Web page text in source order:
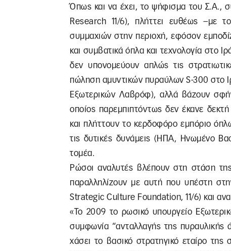
Όπως και να έχει, το ψήφισμα του Σ.Α.,
Research 11/6), πλήττει ευθέως –με
συμμαχιών στην περιοχή, εφόσον
και συμβατικά όπλα και τεχνολογία στο
δεν υπονομεύουν απλώς τις
πώληση αμυντικών πυραύλων S-300 στο
Εξωτερικών Λαβρόφ), αλλά βάζουν
οποίος παρεμπιπτόντως δεν έκανε
και πλήττουν το κερδοφόρο εμπόριο
τις δυτικές δυνάμεις (ΗΠΑ, Ηνωμένο
τομέα.
Ρώσοι αναλυτές βλέπουν στη στάση
παραλληλίζουν με αυτή που υπέστη
Strategic Culture Foundation, 11/6) και
«Το 2009 το ρωσικό υπουργείο
συμφωνία “ανταλλαγής της
χάσει το βασικό στρατηγικό εταίρο